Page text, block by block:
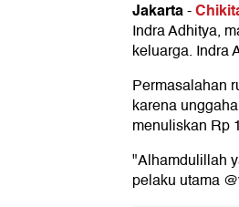
Jakarta-
Indra Adhitya,
keluarga. Indra
Permasalahan
karena
menuliskan Rp
"Alhamdulillah
pelaku utama